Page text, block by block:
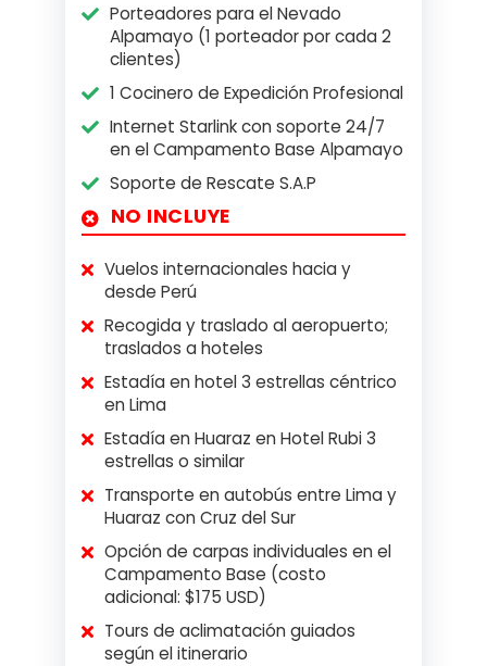
Porteadores para el Nevado
Alpamayo (1 porteador por cada 2
clientes)
1 Cocinero de Expedición Profesional
Internet Starlink con soporte 24/7
en el Campamento Base Alpamayo
Soporte de Rescate S.A.P
NO INCLUYE
Vuelos internacionales hacia y
desde Perú
Recogida y traslado al aeropuerto;
traslados a hoteles
Estadía en hotel 3 estrellas céntrico
en Lima
Estadía en Huaraz en Hotel Rubi 3
estrellas o similar
Transporte en autobús entre Lima y
Huaraz con Cruz del Sur
Opción de carpas individuales en el
Campamento Base (costo
adicional: $175 USD)
Tours de aclimatación guiados
según el itinerario